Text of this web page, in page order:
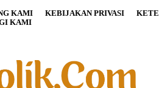
KAMI KEBIJAKAN PRIVASI
KAMI